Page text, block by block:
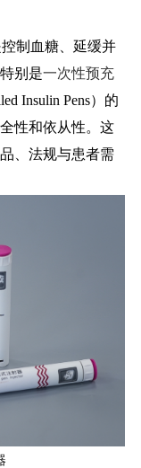
制血糖、延缓并
别是一次性预充
Insulin Pens）的
性和依从性。这
、法规与患者需